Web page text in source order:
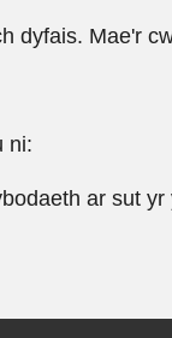
dyfais. Mae'r
ni:
ar sut